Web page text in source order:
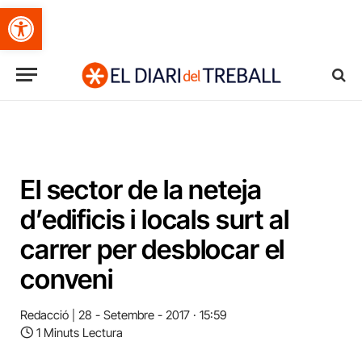
Obre la barra d'eines
El sector de la neteja
d’edificis i locals surt al
carrer per desblocar el
conveni
Redacció
28 - Setembre - 2017 · 15:59
1 Minuts Lectura